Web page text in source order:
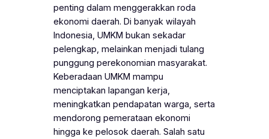
penting dalam menggerakkan roda
ekonomi daerah. Di banyak wilayah
Indonesia, UMKM bukan sekadar
pelengkap, melainkan menjadi tulang
punggung perekonomian masyarakat.
Keberadaan UMKM mampu
menciptakan lapangan kerja,
meningkatkan pendapatan warga, serta
mendorong pemerataan ekonomi
hingga ke pelosok daerah. Salah satu